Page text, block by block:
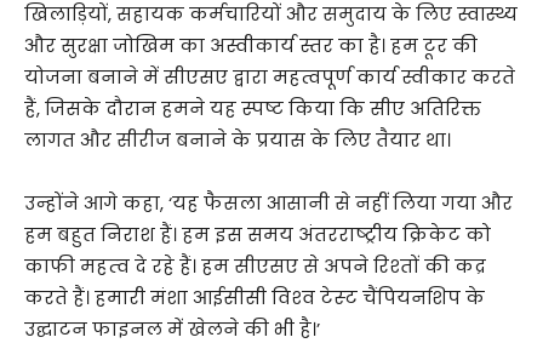
खिलाड़ियों, सहायक कर्मचारियों और समुदाय के लिए स्वास्थ्य
और सुरक्षा जोखिम का अस्वीकार्य स्तर का है। हम टूर की
योजना बनाने में सीएसए द्वारा महत्वपूर्ण कार्य स्वीकार करते
हैं, जिसके दौरान हमने यह स्पष्ट किया कि सीए अतिरिक्त
लागत और सीरीज बनाने के प्रयास के लिए तैयार था।
उन्‍होंने आगे कहा, ‘यह फैसला आसानी से नहीं लिया गया और
हम बहुत निराश हैं। हम इस समय अंतरराष्‍ट्रीय क्रिकेट को
काफी महत्‍व दे रहे हैं। हम सीएसए से अपने रिश्‍तों की कद्र
करते हैं। हमारी मंशा आईसीसी विश्‍व टेस्‍ट चैंपियनशिप के
उद्घाटन फाइनल में खेलने की भी है।’